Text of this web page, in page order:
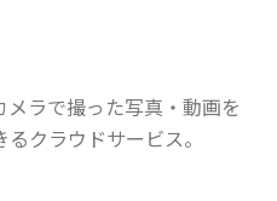
ラで撮った写真・動画を
クラウドサービス。